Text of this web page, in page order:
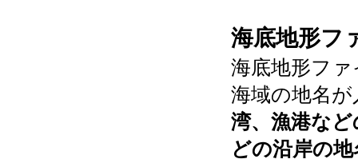
海底地形フ
海底地形フ
海域の地名
湾、漁港な
どの沿岸の